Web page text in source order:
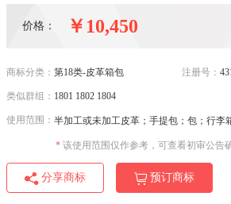
价格： ￥10,450
商标分类： 第18类-皮革箱包 注册号：
类似群组： 1801 1802 1804
使用范围： 半加工或未加工皮革；手提包；包；行
* 该使用范围仅作参考，可查看初审公告
分享商标
预订商标